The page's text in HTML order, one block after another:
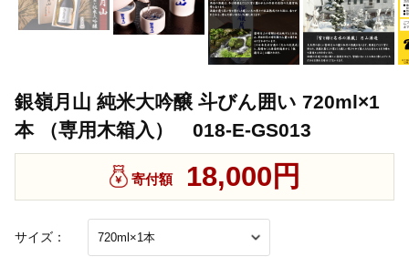
銀嶺月山 純米大吟醸 斗びん囲い 720ml×1
本 （専用木箱入） 018-E-GS013
サイズ：
寄付額 18,000円